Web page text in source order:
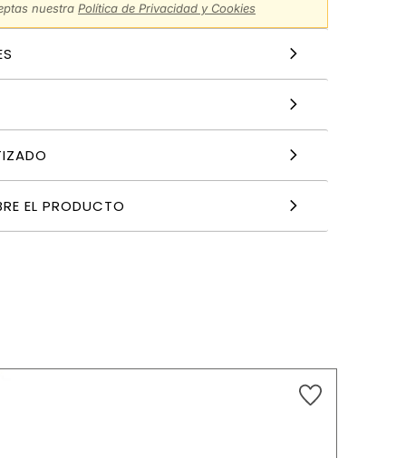
nuestra Política de Privacidad y Cookies
EL PRODUCTO